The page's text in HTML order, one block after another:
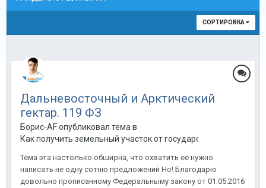
СОРТИРОВКА
Дальневосточный и Арктический
гектар. 119 ФЗ
Борис-AF опубликовал тема в
Как получить земельный участок от государства
Тема эта настолько обширна, что охватить её нужно
написать не одну сотню предложений Но! Благодарю
довольно прописанному Федеральныму закону от 01.05.2016